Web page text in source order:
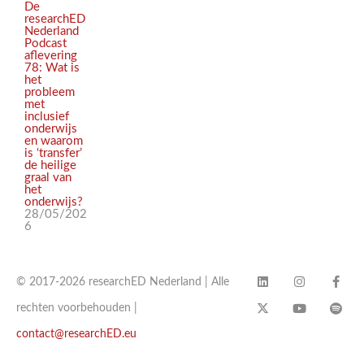
De
researchED
Nederland
Podcast
aflevering
78: Wat is
het
probleem
met
inclusief
onderwijs
en waarom
is ‘transfer’
de heilige
graal van
het
onderwijs?
28/05/202
6
© 2017-2026 researchED Nederland | Alle
rechten voorbehouden |
contact@researchED.eu